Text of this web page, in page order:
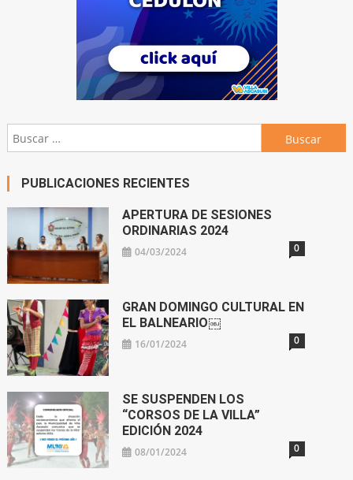
Buscar:
PUBLICACIONES RECIENTES
APERTURA DE SESIONES
ORDINARIAS 2024
04/03/2024 0
GRAN DOMINGO CULTURAL EN
EL BALNEARIO￼
16/01/2024 0
SE SUSPENDEN LOS
“CORSOS DE LA VILLA”
EDICIÓN 2024
08/01/2024 0